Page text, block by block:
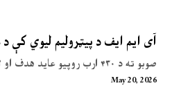
آی ایم ایف د پیټرولیم لیوي کې د ۱۸ سلنې زیاتوالي او نوو مالیو سپارښتنه کړې
صوبو ته د ۴۳۰ ارب روپیو عاید هدف او ۲ ټریلیون سرپلس غوښتنه شوې
May 20, 2026